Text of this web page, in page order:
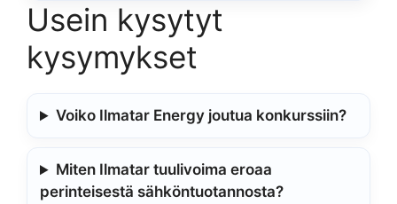
Usein kysytyt
kysymykset
Voiko Ilmatar Energy joutua konkurssiin?
Miten Ilmatar tuulivoima eroaa
perinteisestä sähköntuotannosta?